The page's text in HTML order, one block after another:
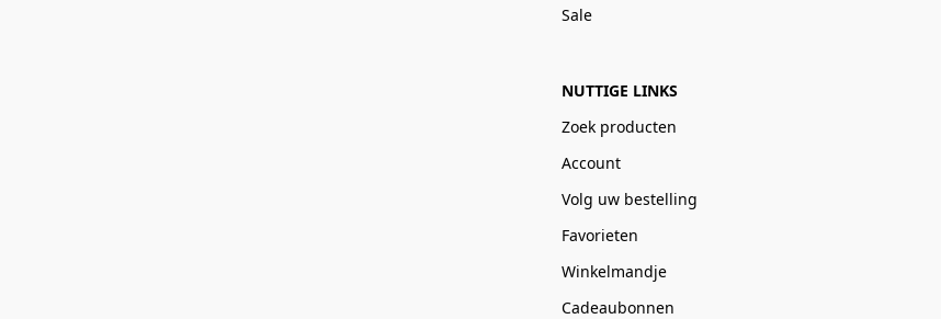
Sale
NUTTIGE LINKS
Zoek producten
Account
Volg uw bestelling
Favorieten
Winkelmandje
Cadeaubonnen